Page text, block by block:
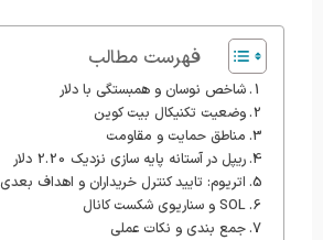
فهرست مطالب
شاخص نوسان و همبستگی با دلار
وضعیت تکنیکال بیت کوین
مناطق حمایت و مقاومت
ریپل در آستانه پایه سازی نزدیک 2.20 دلار
اتریوم: تایید کنترل خریداران و اهداف بعدی
SOL و سناریوی شکست کانال
جمع بندی و نکات عملی